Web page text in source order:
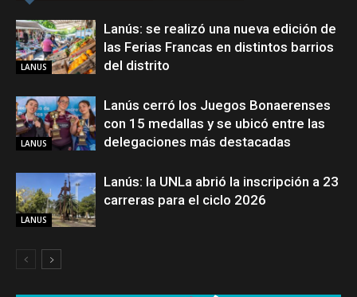
LANUS
Lanús: se realizó una nueva edición de
las Ferias Francas en distintos barrios
del distrito
LANUS
Lanús cerró los Juegos Bonaerenses
con 15 medallas y se ubicó entre las
delegaciones más destacadas
LANUS
Lanús: la UNLa abrió la inscripción a 23
carreras para el ciclo 2026